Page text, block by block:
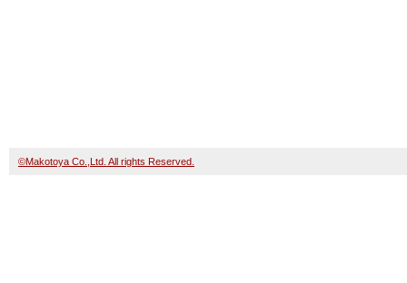
©Makotoya Co.,Ltd. All rights Reserved.